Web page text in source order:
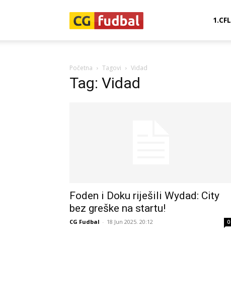
1.CFL
Početna Tagovi Vidad
Tag: Vidad
Foden i Doku riješili Wydad: City
bez greške na startu!
CG Fudbal - 18 Jun 2025. 20:12 0